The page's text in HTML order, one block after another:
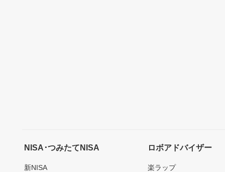
NISA･つみたてNISA
新NISA
ロボアドバイザー
楽ラップ